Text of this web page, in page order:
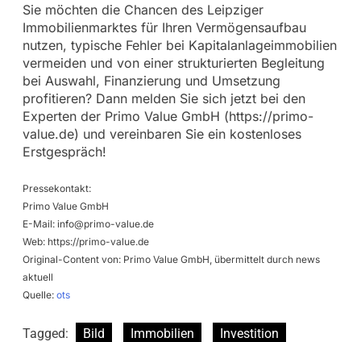
Sie möchten die Chancen des Leipziger
Immobilienmarktes für Ihren Vermögensaufbau
nutzen, typische Fehler bei Kapitalanlageimmobilien
vermeiden und von einer strukturierten Begleitung
bei Auswahl, Finanzierung und Umsetzung
profitieren? Dann melden Sie sich jetzt bei den
Experten der Primo Value GmbH (https://primo-
value.de) und vereinbaren Sie ein kostenloses
Erstgespräch!
Pressekontakt:
Primo Value GmbH
E-Mail: info@primo-value.de
Web: https://primo-value.de
Original-Content von: Primo Value GmbH, übermittelt durch news
aktuell
Quelle: ots
Tagged: Bild Immobilien
Investition